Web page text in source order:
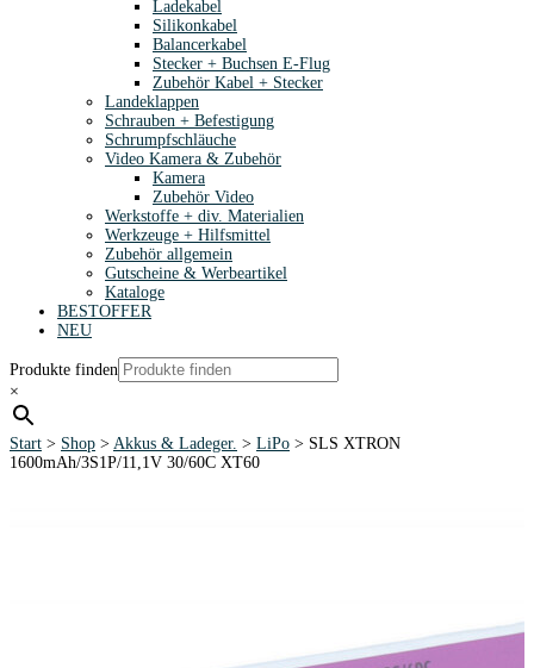
Ladekabel
Silikonkabel
Balancerkabel
Stecker + Buchsen E-Flug
Zubehör Kabel + Stecker
Landeklappen
Schrauben + Befestigung
Schrumpfschläuche
Video Kamera & Zubehör
Kamera
Zubehör Video
Werkstoffe + div. Materialien
Werkzeuge + Hilfsmittel
Zubehör allgemein
Gutscheine & Werbeartikel
Kataloge
BESTOFFER
NEU
Produkte finden
×
Start > Shop > Akkus & Ladeger. > LiPo > SLS XTRON
1600mAh/3S1P/11,1V 30/60C XT60